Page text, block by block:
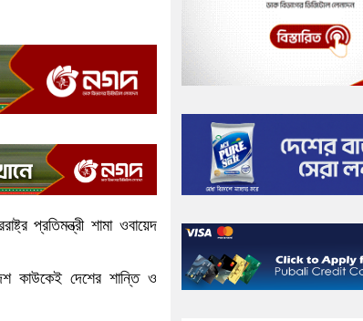
প্রতিমন্ত্রী শামা ওবায়েদ
কাউকেই দেশের শান্তি ও